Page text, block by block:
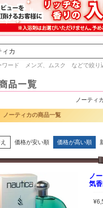
ワード メンズ、ムスク などで絞り
ノーティ
ノーティカの商品一覧
価格が安い順 価格が高い順
ノ
気
¥
らすさん
届いたのでよか
また利用させて
MMさ
好きな香水を、
量試せるところ